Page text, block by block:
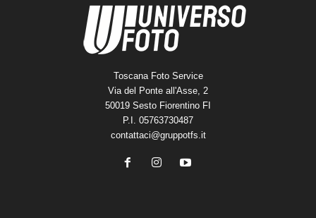
Toscana Foto Service
Via del Ponte all'Asse, 2
50019 Sesto Fiorentino FI
P.I. 05763730487
contattaci@gruppotfs.it